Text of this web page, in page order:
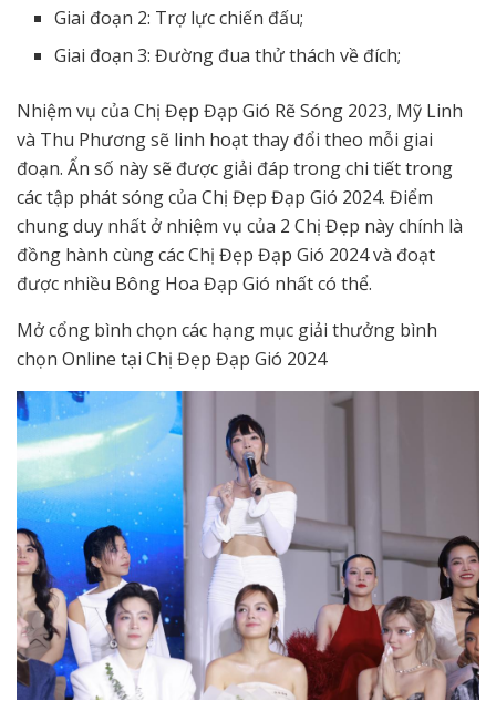
Giai đoạn 2: Trợ lực chiến đấu;
Giai đoạn 3: Đường đua thử thách về đích;
Nhiệm vụ của Chị Đẹp Đạp Gió Rẽ Sóng 2023, Mỹ Linh
và Thu Phương sẽ linh hoạt thay đổi theo mỗi giai
đoạn. Ẩn số này sẽ được giải đáp trong chi tiết trong
các tập phát sóng của Chị Đẹp Đạp Gió 2024. Điểm
chung duy nhất ở nhiệm vụ của 2 Chị Đẹp này chính là
đồng hành cùng các Chị Đẹp Đạp Gió 2024 và đoạt
được nhiều Bông Hoa Đạp Gió nhất có thể.
Mở cổng bình chọn các hạng mục giải thưởng bình
chọn Online tại Chị Đẹp Đạp Gió 2024